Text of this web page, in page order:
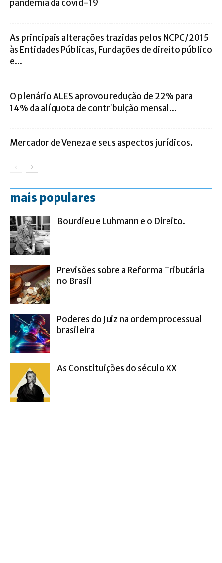
pandemia da covid-19
As principais alterações trazidas pelos NCPC/2015
às Entidades Públicas, Fundações de direito público
e...
O plenário ALES aprovou redução de 22% para
14% da alíquota de contribuição mensal...
Mercador de Veneza e seus aspectos jurídicos.
mais populares
Bourdieu e Luhmann e o Direito.
Previsões sobre a Reforma Tributária
no Brasil
Poderes do Juiz na ordem processual
brasileira
As Constituições do século XX